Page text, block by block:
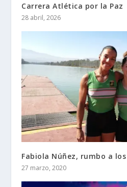
Carrera Atlética por la Paz
28 abril, 2026
Fabiola Núñez, rumbo a los
27 marzo, 2020